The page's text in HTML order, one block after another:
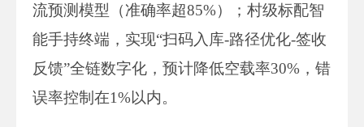
流预测模型（准确率超85%）；村级标配智
能手持终端，实现“扫码入库-路径优化-签收
反馈”全链数字化，预计降低空载率30%，错
误率控制在1%以内。